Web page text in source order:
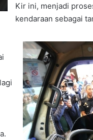
Kir ini, menjadi
kendaraan sebagai